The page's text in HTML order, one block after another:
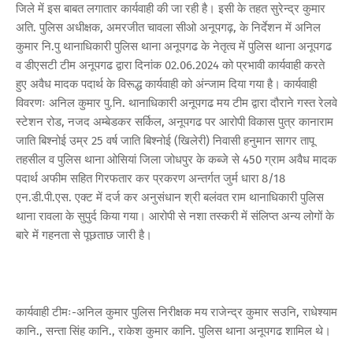
जिले में इस बाबत लगातार कार्यवाही की जा रही है। इसी के तहत सुरेन्द्र कुमार
अति. पुलिस अधीक्षक, अमरजीत चावला सीओ अनूपगढ़, के निर्देशन में अनिल
कुमार नि.पु थानाधिकारी पुलिस थाना अनूपगढ के नेतृत्व में पुलिस थाना अनूपगढ
व डीएसटी टीम अनूपगढ द्वारा दिनांक 02.06.2024 को प्रभावी कार्यवाही करते
हुए अवैध मादक पदार्थ के विरूद्ध कार्यवाही को अंन्जाम दिया गया है। कार्यवाही
विवरणः अनिल कुमार पु.नि. थानाधिकारी अनूपगढ मय टीम द्वारा दौराने गस्त रेलवे
स्टेशन रोड, नजद अम्बेडकर सर्किल, अनूपगढ पर आरोपी विकास पुत्र कानाराम
जाति बिश्नोई उम्र 25 वर्ष जाति बिश्नोई (खिलेरी) निवासी हनुमान सागर तापू
तहसील व पुलिस थाना ओसियां जिला जोधपुर के कब्जे से 450 ग्राम अवैध मादक
पदार्थ अफीम सहित गिरफतार कर प्रकरण अन्तर्गत जुर्म धारा 8/18
एन.डी.पी.एस. एक्ट में दर्ज कर अनुसंधान श्री बलंवत राम थानाधिकारी पुलिस
थाना रावला के सुपुर्द किया गया। आरोपी से नशा तस्करी में संलिप्त अन्य लोगों के
बारे में गहनता से पूछताछ जारी है।
कार्यवाही टीमः-अनिल कुमार पुलिस निरीक्षक मय राजेन्द्र कुमार सउनि, राधेश्याम
कानि., सन्ता सिंह कानि., राकेश कुमार कानि. पुलिस थाना अनूपगढ शामिल थे।